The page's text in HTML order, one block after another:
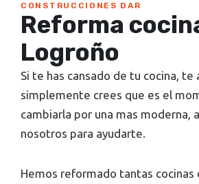
CONSTRUCCIONES DAR
Reforma
Logroño
Si te has cansado de tu cocina, te
simplemente crees que es el
cambiarla por una mas moderna,
nosotros para ayudarte.
Hemos reformado tantas cocinas